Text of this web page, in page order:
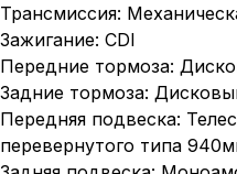
Трансмиссия:
Зажигание: CDI
Передние тормоза:
Задние тормоза:
Передняя подвеска:
перевернутого типа